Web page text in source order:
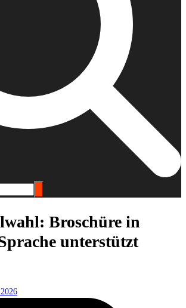
Broschüre in
unterstützt